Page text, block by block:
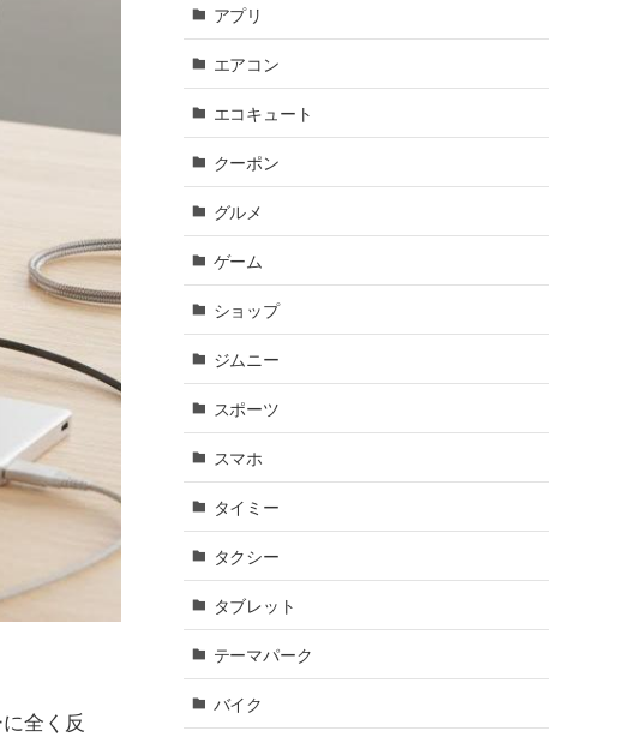
全く反
アプリ
エアコン
エコキュート
クーポン
グルメ
ゲーム
ショップ
ジムニー
スポーツ
スマホ
タイミー
タクシー
タブレット
テーマパーク
バイク